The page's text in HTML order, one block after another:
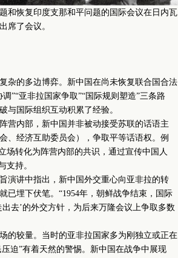
和恢复印度支那和平问题的国际会议在日内瓦
席了会议。
的多边博弈。新中国在尚未恢复联合国合法
”“亚非拉国家争取”“国际规则塑造”三条路
与国际组织互动积累了经验。
内部，新中国并非被动接受苏联的话语主
、经济互助委员会），争取平等话语权。例
场转化为阵营内部的共识，通过宣传中国人
支持。
讲中指出，新中国外交重心向亚非拉的转
已埋下伏笔。“1954年，朝鲜战争结束，国际
去’的外交方针，为后来万隆会议上争取多数
较量。当时的亚非拉国家多为刚独立或正在
迫”有着天然的警惕。新中国在战争中展现